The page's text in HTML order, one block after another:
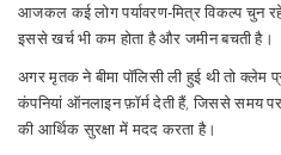
आजकल कई लोग पर्यावरण‑मित्र विकल्प चुन
इससे खर्च भी कम होता है और जमीन बचती है।
अगर मृतक ने बीमा पॉलिसी ली हुई थी तो क्लेम
कंपनियां ऑनलाइन फ़ॉर्म देती हैं, जिससे समय
की आर्थिक सुरक्षा में मदद करता है।